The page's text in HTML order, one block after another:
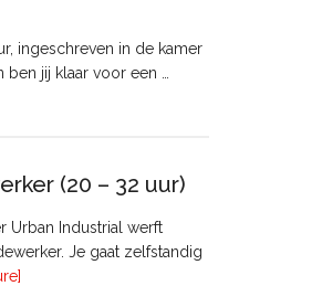
ingeschreven in de kamer
jij klaar voor een …
(20 – 32 uur)
Urban Industrial werft
Je gaat zelfstandig